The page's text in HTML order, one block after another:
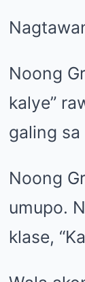
Noong
kalye”
galing
Noong
umupo.
klase,